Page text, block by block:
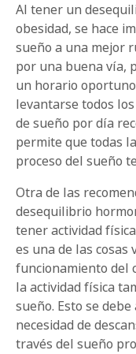
Al tener un
obesidad, se hace
sueño a una mejor
por una buena vía,
un horario
levantarse todos
de sueño por día
permite que todas
proceso del sueño
Otra de las
desequilibrio
tener actividad
es una de las
funcionamiento del
la actividad física
sueño. Esto se
necesidad de
través del sueño